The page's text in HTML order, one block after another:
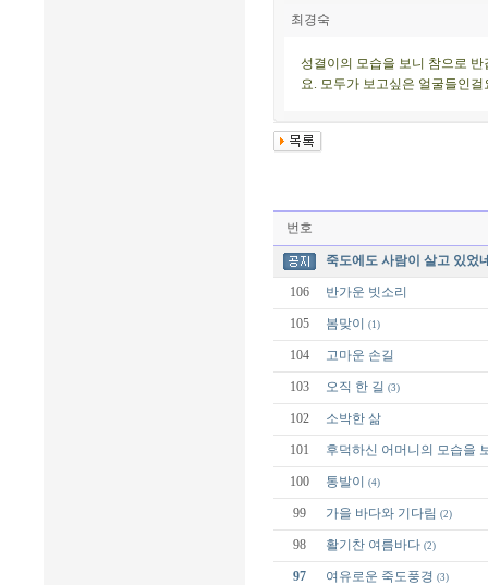
최경숙
성결이의 모습을 보니 참으로
요. 모두가 보고싶은 얼굴들인
번호
죽도에도 사람이 살고 있었
106 반가운 빗소리
105 봄맞이 (1)
104 고마운 손길
103 오직 한 길 (3)
102 소박한 삶
101 후덕하신 어머니의 모습을
100 통발이 (4)
99 가을 바다와 기다림 (2)
98 활기찬 여름바다 (2)
97 여유로운 죽도풍경 (3)